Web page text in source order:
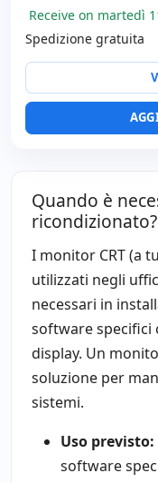
Peso: 5.00 Kg.
Receive on martedì
Spedizione gratuita
Quando è
ricondizionato?
I monitor CRT (a
utilizzati negli
necessari in
software specifici
display. Un
soluzione per
sistemi.
Uso previsto:
software